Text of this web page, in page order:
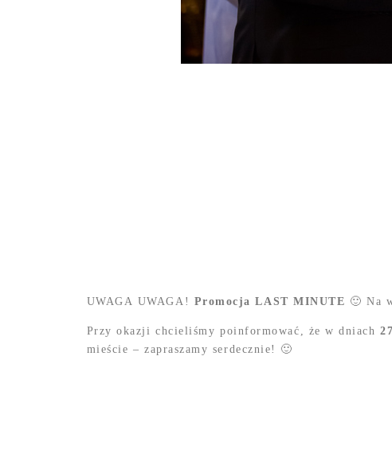
UWAGA UWAGA! Promocja LAST MINUTE 🙂 Na
Przy okazji chcieliśmy poinformować, że w dniach
mieście – zapraszamy serdecznie! 🙂